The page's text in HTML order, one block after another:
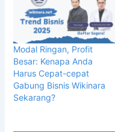
Modal Ringan, Profit
Besar: Kenapa Anda
Harus Cepat-cepat
Gabung Bisnis Wikinara
Sekarang?